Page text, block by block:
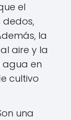
el
dedos,
la
aire y la
agua en
cultivo
una